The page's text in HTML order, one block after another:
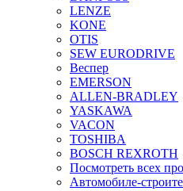
LENZE
KONE
OTIS
SEW EURODRIVE
Веспер
EMERSON
ALLEN-BRADLEY
YASKAWA
VACON
TOSHIBA
BOSCH REXROTH
Посмотреть всех
Автомобиле-